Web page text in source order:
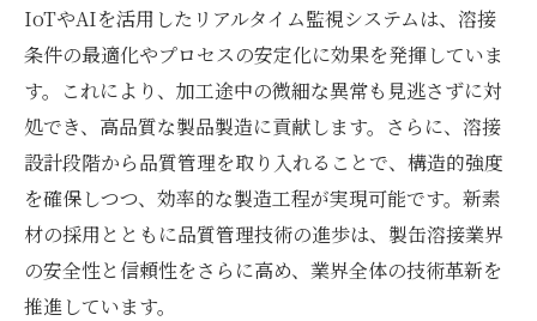
IoTやAIを活用したリアルタイム監視システムは、溶接
条件の最適化やプロセスの安定化に効果を発揮していま
す。これにより、加工途中の微細な異常も見逃さずに対
処でき、高品質な製品製造に貢献します。さらに、溶接
設計段階から品質管理を取り入れることで、構造的強度
を確保しつつ、効率的な製造工程が実現可能です。新素
材の採用とともに品質管理技術の進歩は、製缶溶接業界
の安全性と信頼性をさらに高め、業界全体の技術革新を
推進しています。